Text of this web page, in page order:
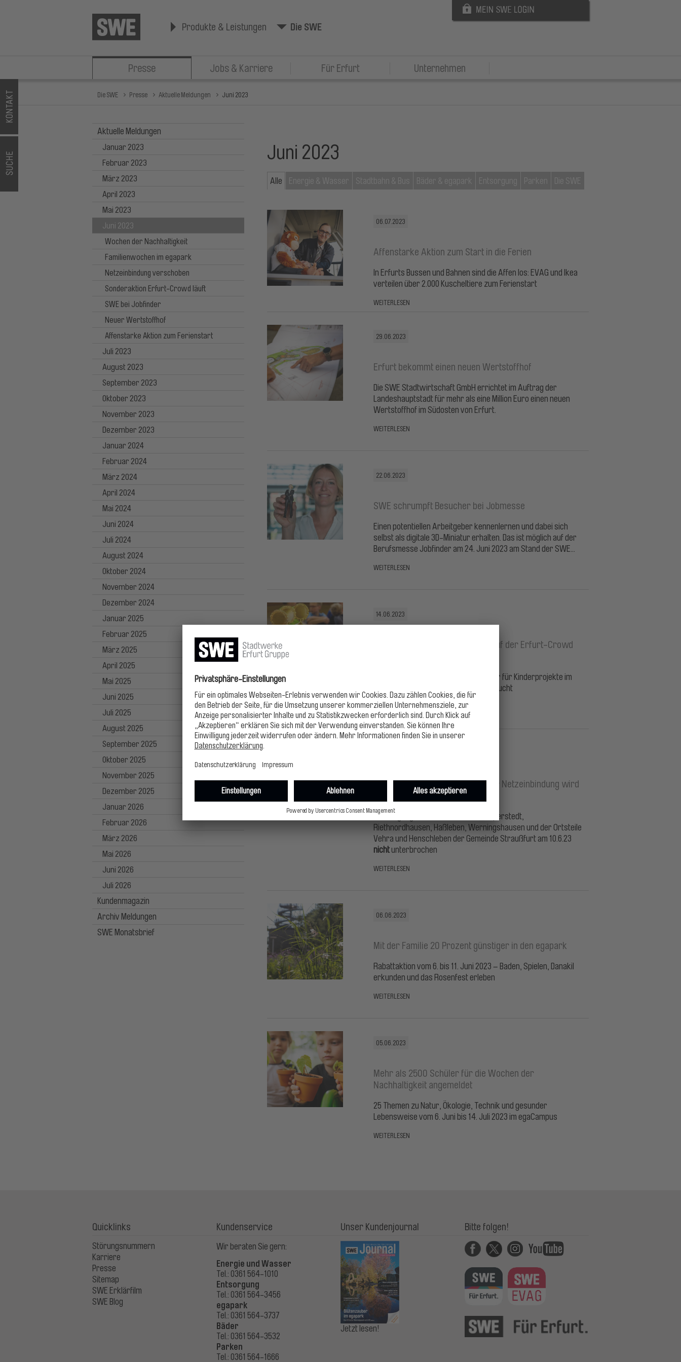
Produkte & Leistungen Die SWE
Presse Jobs & Karriere Für Erfurt Unternehmen
Die SWE Presse Aktuelle Meldungen Juni 2023
Aktuelle Meldungen
Januar 2023
Februar 2023
März 2023
April 2023
Mai 2023
Juni 2023
Wochen der Nachhaltigkeit
Familienwochen im egapark
Netzeinbindung verschoben
Sonderaktion Erfurt-Crowd läuft
SWE bei Jobfinder
Neuer Wertstoffhof
Affenstarke Aktion zum Ferienstart
Juli 2023
August 2023
September 2023
Oktober 2023
November 2023
Dezember 2023
Januar 2024
Februar 2024
März 2024
April 2024
Mai 2024
Juni 2024
Juli 2024
August 2024
Oktober 2024
November 2024
Dezember 2024
Januar 2025
Februar 2025
März 2025
April 2025
Mai 2025
Juni 2025
Juli 2025
August 2025
September 2025
Oktober 2025
November 2025
Dezember 2025
Januar 2026
Februar 2026
März 2026
Mai 2026
Juni 2026
Juli 2026
Kundenmagazin
Archiv Meldungen
SWE Monatsbrief
Juni 2023
Alle
06.07.2023
Affenstarke Aktion zum Start in die Ferien
In Erfurts Bussen und Bahnen sind die Affen los: EVAG und Ikea
verteilen über 2.000 Kuscheltiere zum Ferienstart
WEITERLESEN
29.06.2023
Erfurt bekommt einen neuen Wertstoffhof
Die SWE Stadtwirtschaft GmbH errichtet im Auftrag der
Landeshauptstadt für mehr als eine Million Euro einen neuen
Wertstoffhof im Südosten von Erfurt.
WEITERLESEN
22.06.2023
SWE schrumpft Besucher bei Jobmesse
Einen potentiellen Arbeitgeber kennenlernen und dabei sich
selbst als digitale 3D-Miniatur erhalten. Das ist möglich auf der
Berufsmesse Jobfinder am 24. Juni 2023 am Stand der SWE...
WEITERLESEN
14.06.2023
Sonderaktion für Sportvereine auf der Erfurt-Crowd
Auf die Plätze, fertig, los! Unterstützer für Kinderprojekte im
Basketball, Volleyball oder Fußball gesucht
WEITERLESEN
Umfangreiche Baumaßnahme zur Netzeinbindung wird
verschoben
Versorgung der Gemeinden Nöda, Alperstedt,
Riethnordhausen, Haßleben, Werningshausen und der Ortsteile
Vehra und Henschleben der Gemeinde Straußfurt am 10.6.23
nicht unterbrochen
WEITERLESEN
06.06.2023
Mit der Familie 20 Prozent günstiger in den egapark
Rabattaktion vom 6. bis 11. Juni 2023 – Baden, Spielen, Danakil
erkunden und das Rosenfest erleben
WEITERLESEN
05.06.2023
Mehr als 2500 Schüler für die Wochen der
Nachhaltigkeit angemeldet
25 Themen zu Natur, Ökologie, Technik und gesunder
Lebensweise vom 6. Juni bis 14. Juli 2023 im egaCampus
WEITERLESEN
Quicklinks
Störungsnummern
Karriere
Presse
Sitemap
SWE Erklärfilm
SWE Blog
Kundenservice
Wir beraten Sie gern:
Energie und Wasser
Tel.: 0361 564-1010
Entsorgung
Tel.: 0361 564-3456
egapark
Tel.: 0361 564-3737
Bäder
Tel.: 0361 564-3532
Parken
Tel.: 0361 564-1666
Unser Kundenjournal
Jetzt lesen!
Bitte folgen!